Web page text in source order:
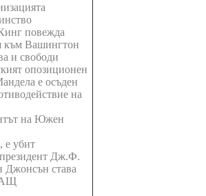
повежда
към Вашингтон
и свободи
опозиционен
е осъден
на
на Южен
е убит
Дж.Ф.
Джонсън става